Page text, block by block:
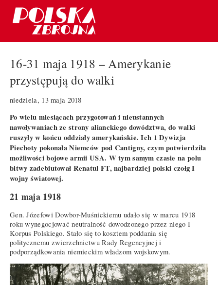
16-31 maja 1918 – Amerykanie
przystępują do walki
niedziela, 13 maja 2018
Po wielu miesiącach przygotowań i nieustannych
nawoływaniach ze strony alianckiego dowództwa, do walki
ruszyły w końcu oddziały amerykańskie. Ich 1 Dywizja
Piechoty pokonała Niemców pod Cantigny, czym potwierdziła
możliwości bojowe armii USA. W tym samym czasie na polu
bitwy zadebiutował Renatul FT, najbardziej polski czołg I
wojny światowej.
21 maja 1918
Gen. Józefowi Dowbor-Muśnickiemu udało się w marcu 1918
roku wynegocjować neutralność dowodzonego przez niego I
Korpus Polskiego. Stało się to kosztem poddania się
politycznemu zwierzchnictwu Rady Regencyjnej i
podporządkowania niemieckim władzom wojskowym.